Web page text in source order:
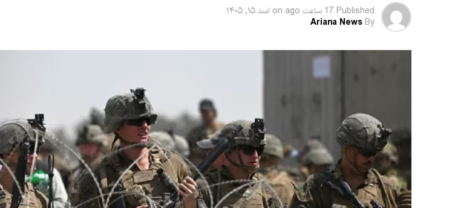
Published 17 ساعت ago on اسد ۱۵, ۱۴۰۵
By
Ariana News